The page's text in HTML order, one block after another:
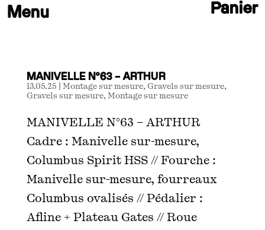
Panier
MANIVELLE N°63 – ARTHUR
13.05.25 | Montage sur mesure,Gravels sur mesure,
Gravels sur mesure,Montage sur mesure
MANIVELLE N°63 – ARTHUR
Cadre : Manivelle sur-mesure,
Columbus Spirit HSS // Fourche :
Manivelle sur-mesure, fourreaux
Columbus ovalisés // Pédalier :
Afline + Plateau Gates // Roue